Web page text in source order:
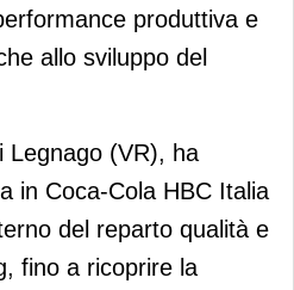
produttiva e
allo sviluppo del
Legnago (VR), ha
in Coca-Cola HBC Italia
del reparto qualità e
fino a ricoprire la